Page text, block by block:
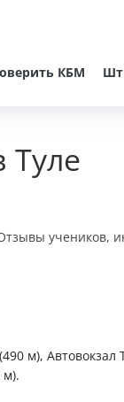
КБМ
Туле
м), Автовокзал
м).